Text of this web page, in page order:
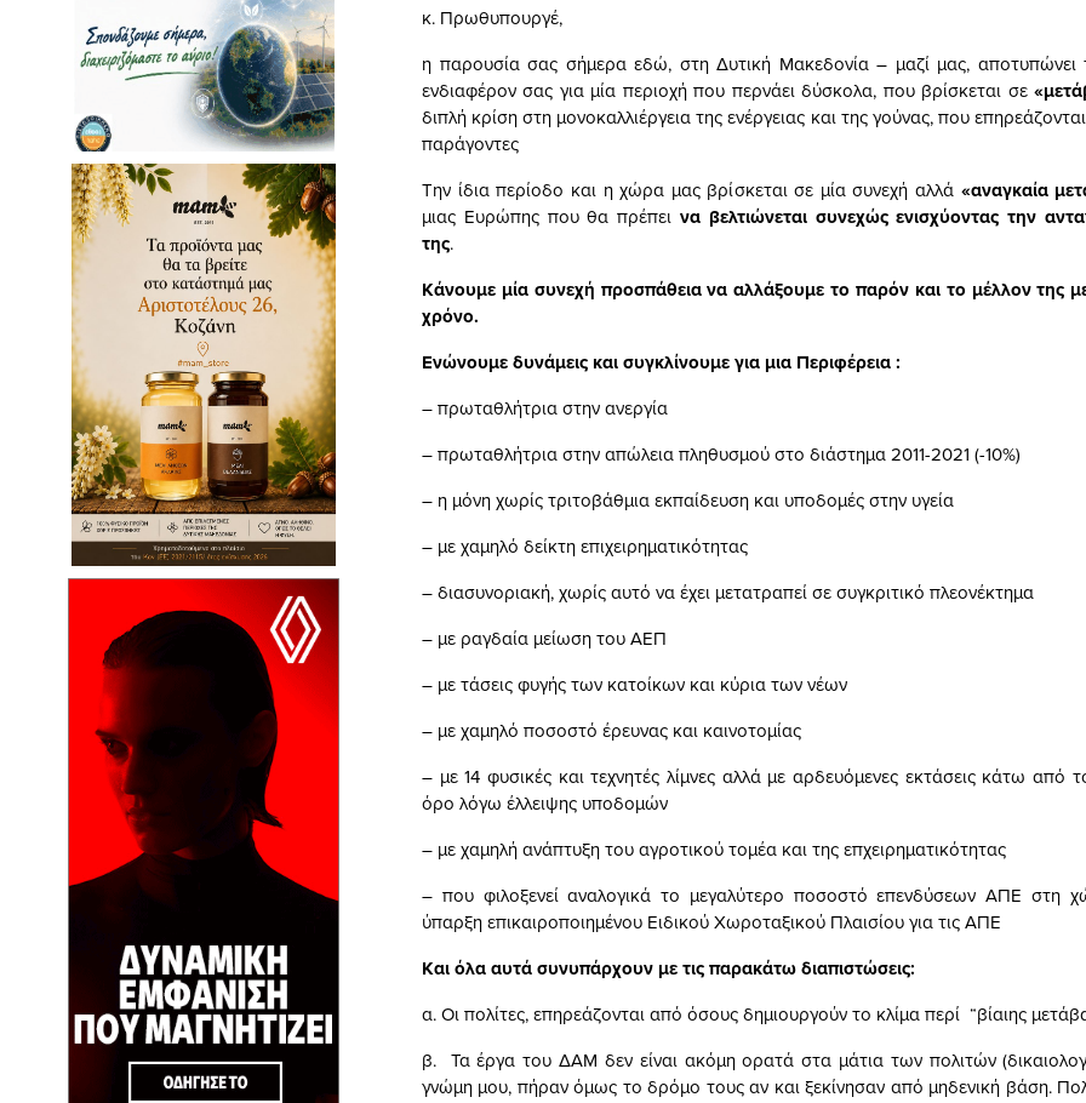
κ. Πρωθυπουργέ,
η παρουσία σας σήμερα εδώ, στη Δυτική Μακεδονία – μαζί μας, αποτυπώνει
ενδιαφέρον σας για μία περιοχή που περνάει δύσκολα, που βρίσκεται σε
διπλή κρίση στη μονοκαλλιέργεια της ενέργειας και της γούνας, που
παράγοντες
Την ίδια περίοδο και η χώρα μας βρίσκεται σε μία συνεχή αλλά «αναγκαία
μιας Ευρώπης που θα πρέπει να βελτιώνεται συνεχώς ενισχύοντας την
της.
Κάνουμε μία συνεχή προσπάθεια να αλλάξουμε το παρόν και το μέλλον της
χρόνο.
Ενώνουμε δυνάμεις και συγκλίνουμε για μια Περιφέρεια :
– πρωταθλήτρια στην ανεργία
– πρωταθλήτρια στην απώλεια πληθυσμού στο διάστημα 2011-2021 (-10%)
– η μόνη χωρίς τριτοβάθμια εκπαίδευση και υποδομές στην υγεία
– με χαμηλό δείκτη επιχειρηματικότητας
– διασυνοριακή, χωρίς αυτό να έχει μετατραπεί σε συγκριτικό πλεονέκτημα
– με ραγδαία μείωση του ΑΕΠ
– με τάσεις φυγής των κατοίκων και κύρια των νέων
– με χαμηλό ποσοστό έρευνας και καινοτομίας
– με 14 φυσικές και τεχνητές λίμνες αλλά με αρδευόμενες εκτάσεις κάτω από
όρο λόγω έλλειψης υποδομών
– με χαμηλή ανάπτυξη του αγροτικού τομέα και της επχειρηματικότητας
– που φιλοξενεί αναλογικά το μεγαλύτερο ποσοστό επενδύσεων ΑΠΕ στη
ύπαρξη επικαιροποιημένου Ειδικού Χωροταξικού Πλαισίου για τις ΑΠΕ
Και όλα αυτά συνυπάρχουν με τις παρακάτω διαπιστώσεις:
α. Οι πολίτες, επηρεάζονται από όσους δημιουργούν το κλίμα περί “βίαιης
β. Τα έργα του ΔΑΜ δεν είναι ακόμη ορατά στα μάτια των πολιτών
γνώμη μου, πήραν όμως το δρόμο τους αν και ξεκίνησαν από μηδενική βάση.